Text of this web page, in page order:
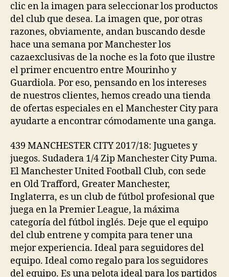
clic en la imagen para seleccionar los productos
del club que desea. La imagen que, por otras
razones, obviamente, andan buscando desde
hace una semana por Manchester los
cazaexclusivas de la noche es la foto que ilustre
el primer encuentro entre Mourinho y
Guardiola. Por eso, pensando en los intereses
de nuestros clientes, hemos creado una tienda
de ofertas especiales en el Manchester City para
ayudarte a encontrar cómodamente una ganga.
439 MANCHESTER CITY 2017/18: Juguetes y
juegos. Sudadera 1/4 Zip Manchester City Puma.
El Manchester United Football Club, con sede
en Old Trafford, Greater Manchester,
Inglaterra, es un club de fútbol profesional que
juega en la Premier League, la máxima
categoría del fútbol inglés. Deje que el equipo
del club entrene y compita para tener una
mejor experiencia. Ideal para seguidores del
equipo. Ideal como regalo para los seguidores
del equipo. Es una pelota ideal para los partidos